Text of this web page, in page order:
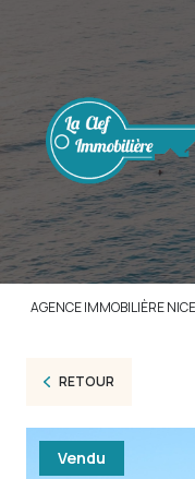
AGENCE IMMOBILIÈRE NICE
RETOUR
Vendu